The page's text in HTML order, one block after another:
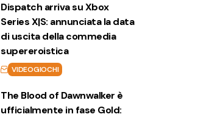
Dispatch arriva su Xbox
Series X|S: annunciata la data
di uscita della commedia
supereroistica
VIDEOGIOCHI
The Blood of Dawnwalker è
ufficialmente in fase Gold: